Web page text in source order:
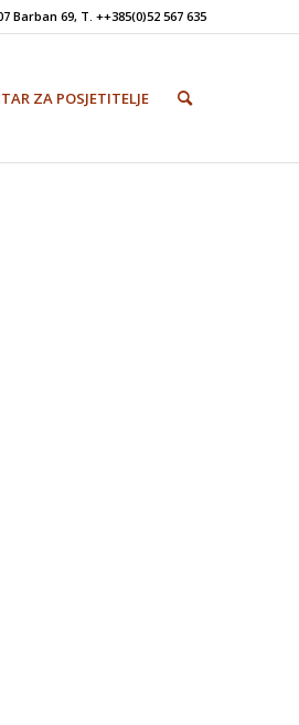
Barban 69, T. ++385(0)52 567 635
ZA POSJETITELJE